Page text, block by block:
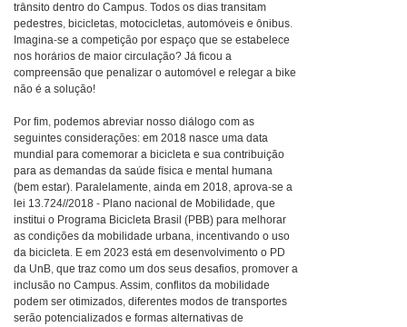
trânsito dentro do Campus. Todos os dias transitam
pedestres, bicicletas, motocicletas, automóveis e ônibus.
Imagina-se a competição por espaço que se estabelece
nos horários de maior circulação? Já ficou a
compreensão que penalizar o automóvel e relegar a bike
não é a solução!
Por fim, podemos abreviar nosso diálogo com as
seguintes considerações: em 2018 nasce uma data
mundial para comemorar a bicicleta e sua contribuição
para as demandas da saúde física e mental humana
(bem estar). Paralelamente, ainda em 2018, aprova-se a
lei 13.724//2018 - Plano nacional de Mobilidade, que
institui o Programa Bicicleta Brasil (PBB) para melhorar
as condições da mobilidade urbana, incentivando o uso
da bicicleta. E em 2023 está em desenvolvimento o PD
da UnB, que traz como um dos seus desafios, promover a
inclusão no Campus. Assim, conflitos da mobilidade
podem ser otimizados, diferentes modos de transportes
serão potencializados e formas alternativas de